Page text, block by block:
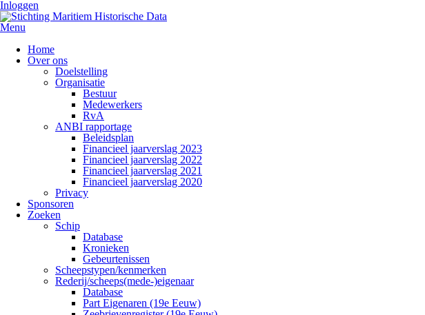
Inloggen
Menu
Home
Over ons
Doelstelling
Organisatie
Bestuur
Medewerkers
RvA
ANBI rapportage
Beleidsplan
Financieel jaarverslag 2023
Financieel jaarverslag 2022
Financieel jaarverslag 2021
Financieel jaarverslag 2020
Privacy
Sponsoren
Zoeken
Schip
Database
Kronieken
Gebeurtenissen
Scheepstypen/kenmerken
Rederij/scheeps(mede-)eigenaar
Database
Part Eigenaren (19e Eeuw)